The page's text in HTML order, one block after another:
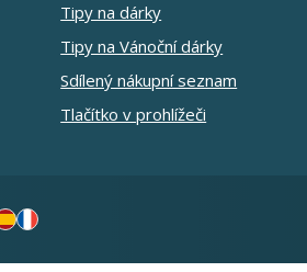
Tipy na dárky
Tipy na Vánoční dárky
Sdílený nákupní seznam
Tlačítko v prohlížeči